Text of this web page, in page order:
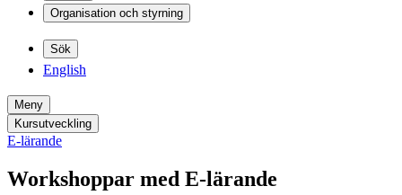
Organisation och styrning
Sök
English
Meny
Kursutveckling
E-lärande
Workshoppar med E-lärande